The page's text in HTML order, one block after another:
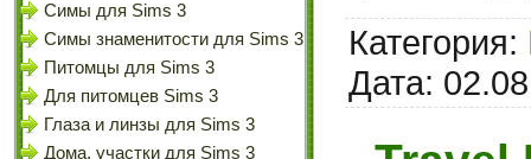
Симы для Sims 3
Симы знаменитости для Sims 3
Питомцы для Sims 3
Для питомцев Sims 3
Глаза и линзы для Sims 3
Дома, участки для Sims 3
Категория:
Дата: